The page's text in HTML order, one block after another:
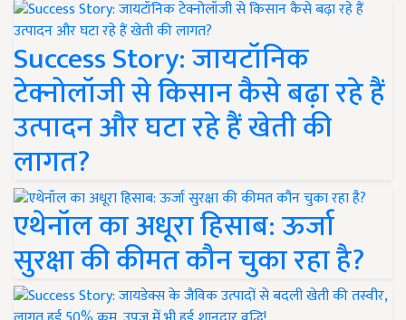
Success Story: जायटॉनिक
टेक्नोलॉजी से किसान कैसे बढ़ा रहे हैं
उत्पादन और घटा रहे हैं खेती की
लागत?
एथेनॉल का अधूरा हिसाब: ऊर्जा
सुरक्षा की कीमत कौन चुका रहा है?